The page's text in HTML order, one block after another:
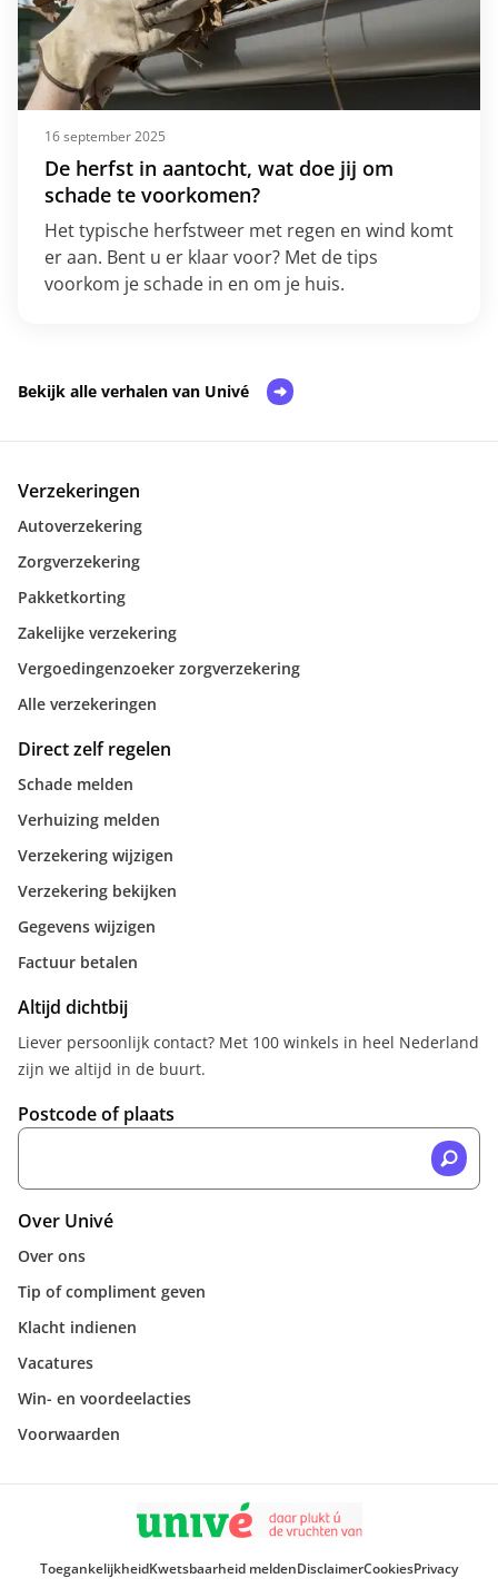
De herfst in aantocht, wat doe jij om
schade te voorkomen?
16 september 2025
Het typische herfstweer met regen en wind komt
er aan. Bent u er klaar voor? Met de tips
voorkom je schade in en om je huis.
Bekijk alle verhalen van Univé
Verzekeringen
Autoverzekering
Zorgverzekering
Pakketkorting
Zakelijke verzekering
Vergoedingenzoeker zorgverzekering
Alle verzekeringen
Direct zelf regelen
Schade melden
Verhuizing melden
Verzekering wijzigen
Verzekering bekijken
Gegevens wijzigen
Factuur betalen
Altijd dichtbij
Liever persoonlijk contact? Met 100 winkels in heel Nederland
zijn we altijd in de buurt.
Postcode of plaats
Over Univé
Over ons
Tip of compliment geven
Klacht indienen
Vacatures
Win- en voordeelacties
Voorwaarden
ToegankelijkheidKwetsbaarheid meldenDisclaimerCookiesPrivacy